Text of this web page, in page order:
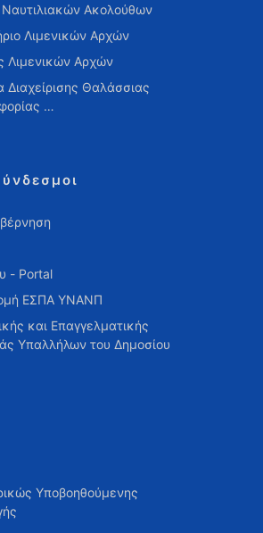
Ακολούθων
Λιμενικών Αρχών
Λιμενικών Αρχών
Διαχείρισης Θαλάσσιας
…
- Portal
ΕΣΠΑ ΥΝΑΝΠ
και Επαγγελματικής
Υπαλλήλων του Δημοσίου
Υποβοηθούμενης